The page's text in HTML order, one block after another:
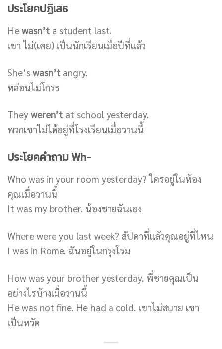
ประโยคปฏิเสธ
He wasn’t a student last.
เขา ไม่(เคย) เป็นนักเรียนเมื่อปีที่แล้ว
She’s wasn’t angry.
หล่อนไม่โกรธ
They weren’t at school yesterday.
พวกเขาไม่ได้อยู่ที่โรงเรียนเมื่อวานนี้
ประโยคคำถาม Wh-
Who was in your room yesterday? ใครอยู่ในห้อง
คุณเมื่อวานนี้
It was my brother. น้องชายฉันเอง
Where were you last week? สัปดาที่แล้วคุณอยู่ที่ไหน
I was in Rome. ฉันอยู่ในกรุงโรม
How was your brother yesterday. พี่ชายคุณเป็น
อย่างไรบ้างเมื่อวานนี้
He was not fine. He had a cold. เขาไม่สบาย เขา
เป็นหวัด